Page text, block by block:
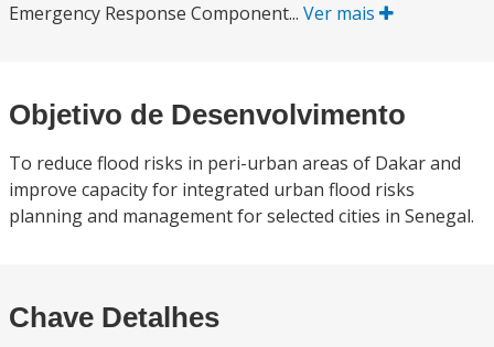
Emergency Response Component... Ver mais
Objetivo de Desenvolvimento
To reduce flood risks in peri-urban areas of Dakar and
improve capacity for integrated urban flood risks
planning and management for selected cities in Senegal.
Chave Detalhes